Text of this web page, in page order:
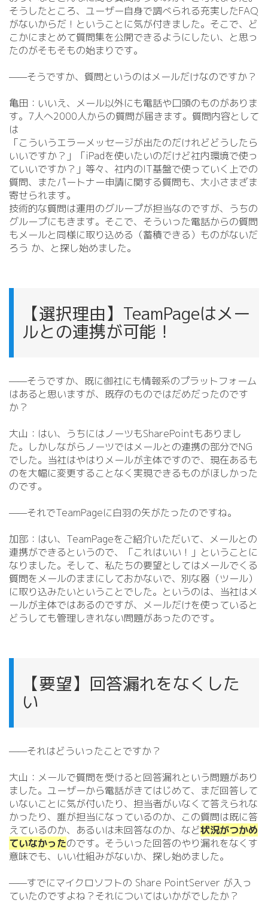
そうしたところ、ユーザー自身で調べられる充実したFAQ
がないからだ！ということに気が付きました。そこで、ど
こかにまとめて質問集を公開できるようにしたい、と思っ
たのがそもそもの始まりです。
——そうですか、質問というのはメールだけなのですか？
亀田：いいえ、メール以外にも電話や口頭のものがありま
す。7人へ2000人からの質問が届きます。質問内容として
は
「こういうエラーメッセージが出たのだけれどどうしたら
いいですか？」「iPadを使いたいのだけど社内環境で使っ
ていいですか？」等々、社内のIT基盤で使っていく上での
質問、またパートナー申請に関する質問も、大小さまざま
寄せられます。
技術的な質問は運用のグループが担当なのですが、うちの
グループにもきます。そこで、そういった電話からの質問
もメールと同様に取り込める（蓄積できる）ものがないだ
ろう か、と探し始めました。
【選択理由】TeamPageはメー
ルとの連携が可能！
——そうですか、既に御社にも情報系のプラットフォーム
はあると思いますが、既存のものではだめだったのです
か？
大山：はい、うちにはノーツもSharePointもありまし
た。しかしながらノーツではメールとの連携の部分でNG
でした。当社はやはりメールが主体ですので、現在あるも
のを大幅に変更することなく実現できるものがほしかった
のです。
——それでTeamPageに白羽の矢がたったのですね。
加部：はい、TeamPageをご紹介いただいて、メールとの
連携ができるというので、「これはいい！」ということに
なりました。そして、私たちの要望としてはメールでくる
質問をメールのままにしておかないで、別な器（ツール）
に取り込みたいということでした。というのは、当社はメ
ールが主体ではあるのですが、メールだけを使っていると
どうしても管理しきれない問題があったのです。
【要望】回答漏れをなくした
い
——それはどういったことですか？
大山：メールで質問を受けると回答漏れという問題があり
ました。ユーザーから電話がきてはじめて、まだ回答して
いないことに気が付いたり、担当者がいなくて答えられな
かったり、誰が担当になっているのか、この質問は既に答
えているのか、あるいは未回答なのか、など状況がつかめ
ていなかったのです。そういった回答のやり漏れをなくす
意味でも、いい仕組みがないか、探し始めました。
——すでにマイクロソフトの Share PointServer が入っ
ていたのですよね？それについてはいかがでしたか？